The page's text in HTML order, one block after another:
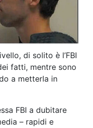
di solito è l’FBI
fatti, mentre sono
a metterla in
FBI a dubitare
– rapidi e